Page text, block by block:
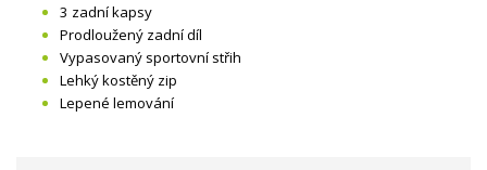
3 zadní kapsy
Prodloužený zadní díl
Vypasovaný sportovní střih
Lehký kostěný zip
Lepené lemování